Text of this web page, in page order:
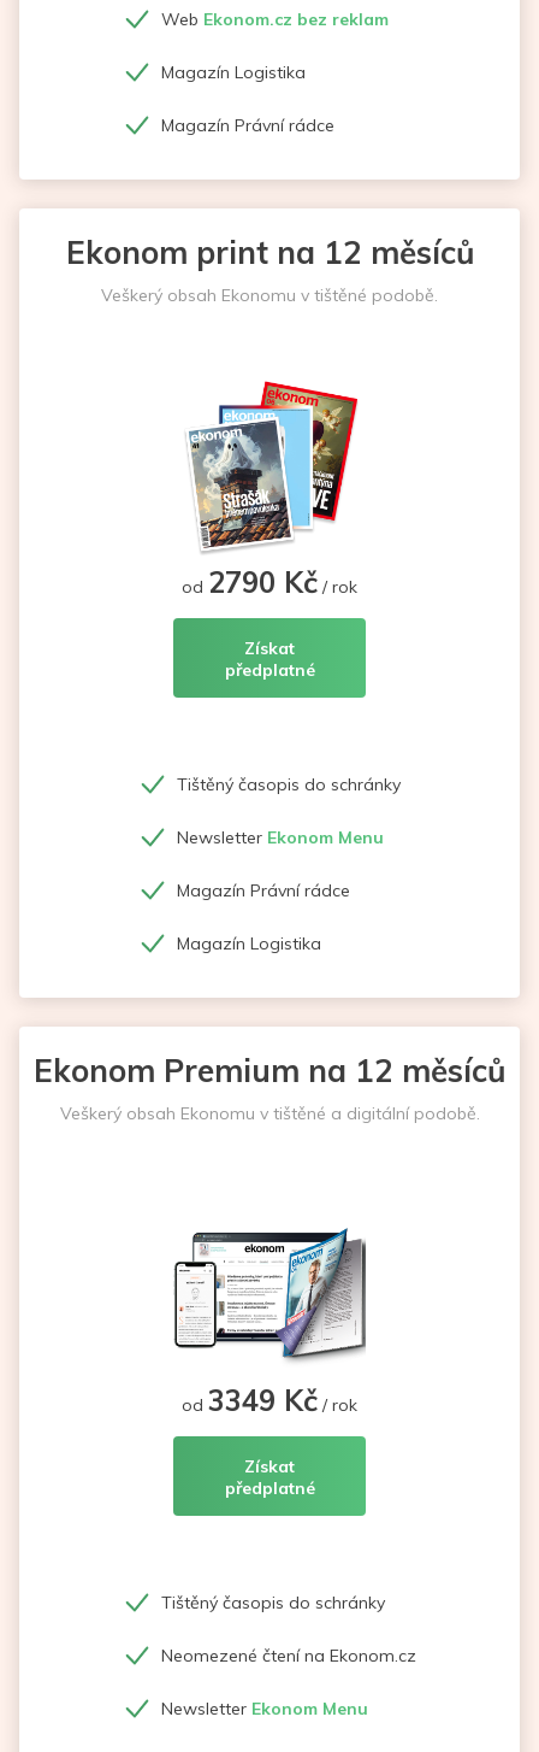
Web Ekonom.cz bez reklam
Magazín Logistika
Magazín Právní rádce
Ekonom print na 12 měsíců
Veškerý obsah Ekonomu v tištěné podobě.
od 2790 Kč / rok
Získat
předplatné
Tištěný časopis do schránky
Newsletter Ekonom Menu
Magazín Právní rádce
Magazín Logistika
Ekonom Premium na 12 měsíců
Veškerý obsah Ekonomu v tištěné a digitální podobě.
od 3349 Kč / rok
Získat
předplatné
Tištěný časopis do schránky
Neomezené čtení na Ekonom.cz
Newsletter Ekonom Menu